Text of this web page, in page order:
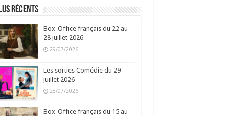
récents
Box-Office français du 22 au
28 juillet 2026
29/07/2026
Les sorties Comédie du 29
juillet 2026
28/07/2026
Box-Office français du 15 au